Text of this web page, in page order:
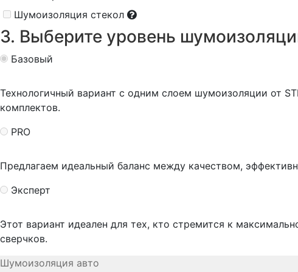
Шумоизоляция стекол
3. Выберите уровень
Базовый
Технологичный вариант с одним слоем шумоизоляции от
комплектов.
PRO
Предлагаем идеальный баланс между качеством,
Эксперт
Этот вариант идеален для тех, кто стремится к
сверчков.
Шумоизоляция авто